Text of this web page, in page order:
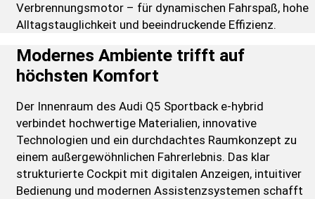
Verbrennungsmotor – für dynamischen Fahrspaß, hohe
Alltagstauglichkeit und beeindruckende Effizienz.
Modernes Ambiente trifft auf
höchsten Komfort
Der Innenraum des Audi Q5 Sportback e-hybrid
verbindet hochwertige Materialien, innovative
Technologien und ein durchdachtes Raumkonzept zu
einem außergewöhnlichen Fahrerlebnis. Das klar
strukturierte Cockpit mit digitalen Anzeigen, intuitiver
Bedienung und modernen Assistenzsystemen schafft